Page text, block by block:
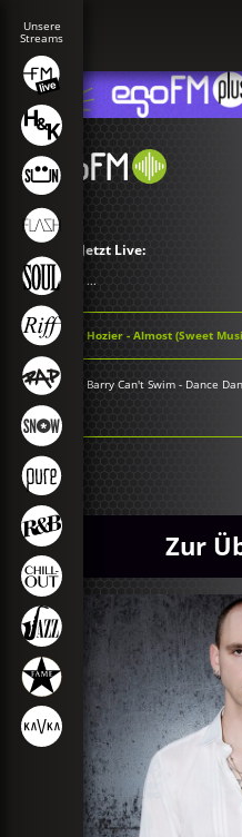
Jetzt Live:
...
Hozier - Almost (Sweet
Zur